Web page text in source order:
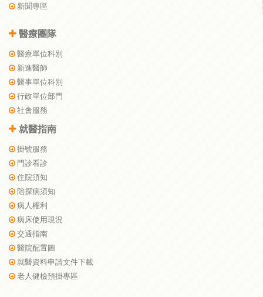
新聞專區
醫療團隊
醫療單位科別
新進醫師
醫事單位科別
行政單位部門
社會服務
就醫指南
掛號服務
門診看診
住院須知
陪探病須知
病人權利
病床使用現況
交通指南
醫院配置圖
就醫資料申請文件下載
老人健檢預掛專區